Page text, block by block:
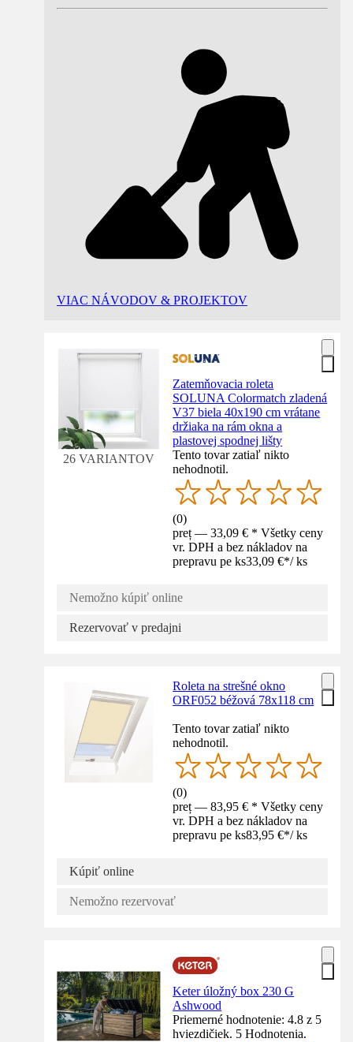
VIAC NÁVODOV & PROJEKTOV
26 VARIANTOV
Zatemňovacia roleta
SOLUNA Colormatch zladená
V37 biela 40x190 cm vrátane
držiaka na rám okna a
plastovej spodnej lišty
Tento tovar zatiaľ nikto
nehodnotil.
(0)
preț — 33,09 € * Všetky ceny
vr. DPH a bez nákladov na
prepravu pe ks33,09 €*/ ks
Nemožno kúpiť online
Rezervovať v predajni
Roleta na strešné okno
ORF052 béžová 78x118 cm
Tento tovar zatiaľ nikto
nehodnotil.
(0)
preț — 83,95 € * Všetky ceny
vr. DPH a bez nákladov na
prepravu pe ks83,95 €*/ ks
Kúpiť online
Nemožno rezervovať
Keter úložný box 230 G
Ashwood
Priemerné hodnotenie: 4.8 z 5
hviezdičiek. 5 Hodnotenia.